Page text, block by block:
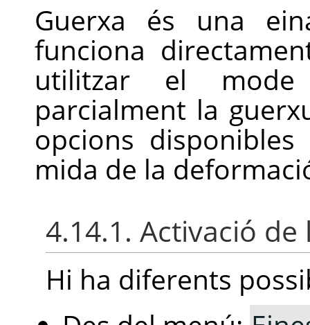
Guerxa és una
funciona
utilitzar el
parcialment la
opcions
mida de la
4.14.1. Activació de
Hi ha diferents